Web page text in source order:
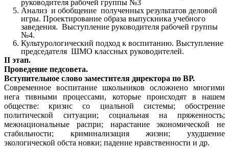
руководителя рабочей группы №3
Анализ и обобщение полученных результатов деловой
игры. Проектирование образа выпускника учебного
заведения. Выступление руководителя рабочей группы
№4.
Культурологический подход к воспитанию. Выступление
председателя ШМО классных руководителей.
II этап.
Проведение педсовета.
Вступительное слово заместителя директора по ВР.
Современное воспитание школьников осложнено многими
нега тивными процессами, которые происходят в нашем
обществе: кризис со циальной системы; обострение
политической ситуации; социальная на пряженность;
межнациональные распри; нарастание экономической не
стабильности; криминализация жизни; ухудшение
экологической обста новки; падение нравственности и др.